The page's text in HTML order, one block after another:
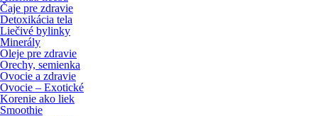
Čaje pre zdravie
Detoxikácia tela
Liečivé bylinky
Minerály
Oleje pre zdravie
Orechy, semienka
Ovocie a zdravie
Ovocie – Exotické
Korenie ako liek
Smoothie